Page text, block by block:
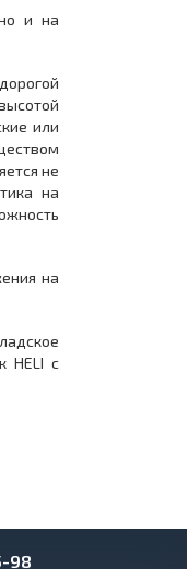
и на
или
не
на
на
HELI с
98